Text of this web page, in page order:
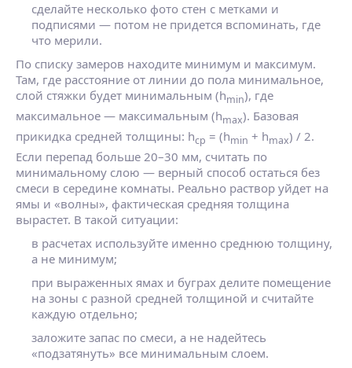
сделайте несколько фото стен с метками и
подписями — потом не придется вспоминать, где
что мерили.
По списку замеров находите минимум и максимум.
Там, где расстояние от линии до пола минимальное,
слой стяжки будет минимальным (hmin), где
максимальное — максимальным (hmax). Базовая
прикидка средней толщины: hср = (hmin + hmax) / 2.
Если перепад больше 20–30 мм, считать по
минимальному слою — верный способ остаться без
смеси в середине комнаты. Реально раствор уйдет на
ямы и «волны», фактическая средняя толщина
вырастет. В такой ситуации:
в расчетах используйте именно среднюю толщину,
а не минимум;
при выраженных ямах и буграх делите помещение
на зоны с разной средней толщиной и считайте
каждую отдельно;
заложите запас по смеси, а не надейтесь
«подзатянуть» все минимальным слоем.